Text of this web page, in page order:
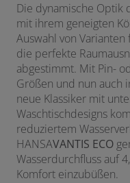
Die dynamische Optik
mit ihrem geneigten
Auswahl von
die perfekte
abgestimmt. Mit Pin-
Größen und nun auch
neue Klassiker mit
Waschtischdesigns
reduziertem
HANSAVANTIS ECO
Wasserdurchfluss auf
Komfort einzubüßen.